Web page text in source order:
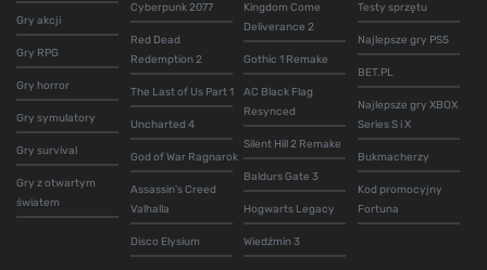
Gry akcji
Gry RPG
Gry horror
Gry symulatory
Gry survival
Gry z otwartym
światem
Cyberpunk 2077
Red Dead
Redemption 2
The Last of Us Part 1
Uncharted 4
God of War Ragnarok
Assassin's Creed
Valhalla
Disco Elysium
Kingdom Come
Deliverance 2
Gothic 1 Remake
AC Black Flag
Resynced
Silent Hill 2 Remake
Baldurs Gate 3
Hogwarts Legacy
Wiedźmin 3
Testy sprzętu
Najlepsze gry PS5
BET.PL
Najlepsze gry XBOX
Series S i X
Bukmacherzy
Kod promocyjny
Fortuna